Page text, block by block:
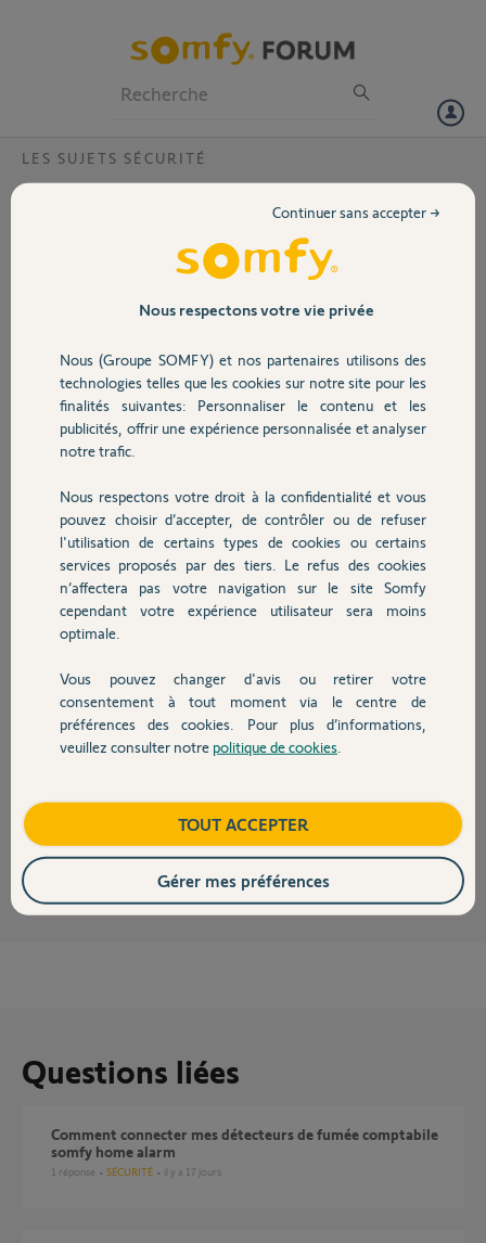
Volet
Sécurité
Domotique
Chauffage
Autres produits
Devis avec un pro
Contact
LES SUJETS SÉCURITÉ
Home Alarm Détecteur et relais
Existe t il un détecteur de mouvement extérieur compatible Home
Alarm ou quelqu'un aurait il tester celui d'intérieur en extérieur
(protégé bien sûr sous une terrasse, joint silicone....).
Aussi pour les grandes maisons ou gros murs peut on mettre 2 relais?
Merci pour vos réponses
Sébastien R.
il y a environ 5 ans
Participer au fil de discussion
Réponses
Bonjour Sébastien
Home Alarme supporte deux relais maximum.
Le détecteur intérieur ne résistera pas à l'extérieur même avec un joint
de silicone. Cet hiver la condensation va le mettre en cours circuit.
Le seul détecteur compatible extérieur avec Home Alarme est la caméra
Outdoor, mais elle ne fera que vous prévenir de la présence de quelqu'un.
alors la sirène de caméra se synchronise avec la sirène de home Alarme.
JACKY M. il y a environ 5 ans
Questions liées
comment connecter mes détecteurs de fumée comptabile
somfy home alarm
1 réponse SÉCURITÉ il y a 17 jours
Nous respectons votre vie privée
Nous (Groupe SOMFY) et nos partenaires utilisons des
technologies telles que les cookies sur notre site pour les
finalités suivantes: Personnaliser le contenu et les
publicités, offrir une expérience personnalisée et analyser
notre trafic.
Nous respectons votre droit à la confidentialité et vous
pouvez choisir d’accepter, de contrôler ou de refuser
l'utilisation de certains types de cookies ou certains
services proposés par des tiers. Le refus des cookies
n’affectera pas votre navigation sur le site Somfy
cependant votre expérience utilisateur sera moins
optimale.
Vous pouvez changer d'avis ou retirer votre
consentement à tout moment via le centre de
préférences des cookies. Pour plus d’informations,
veuillez consulter notre politique de cookies
Continuer sans accepter →
TOUT ACCEPTER
Gérer mes préférences